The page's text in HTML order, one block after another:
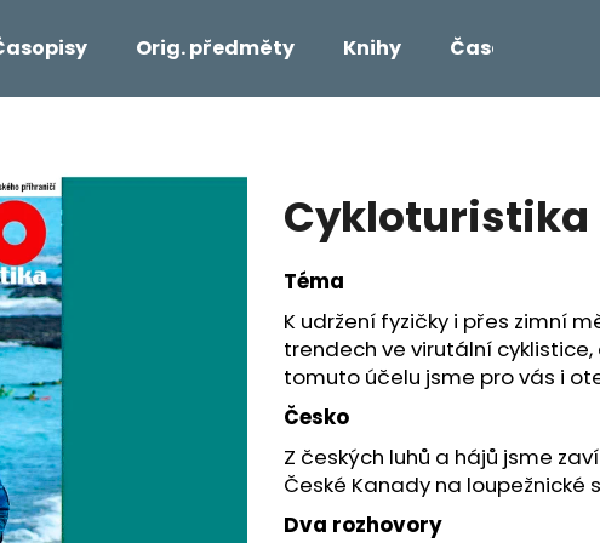
Orig. předměty Knihy Časopisy
Cykloturistika
Téma
K udržení fyzičky i přes zimní
trendech ve virutální
tomuto účelu jsme pro vás i
Česko
Z českých luhů a hájů jsme
České Kanady na loupežnické
Dva rozhovory
HLEDAT